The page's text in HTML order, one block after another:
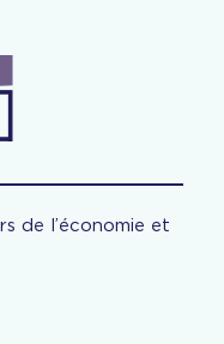
de l’économie et